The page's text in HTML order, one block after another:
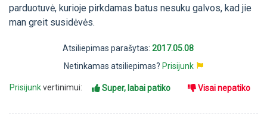
parduotuvė, kurioje pirkdamas batus nesuku galvos, kad jie
man greit susidėvės.
Atsiliepimas parašytas: 2017.05.08
Netinkamas atsiliepimas? Prisijunk
Prisijunkvertinimui: Super, labai patiko Visai nepatiko